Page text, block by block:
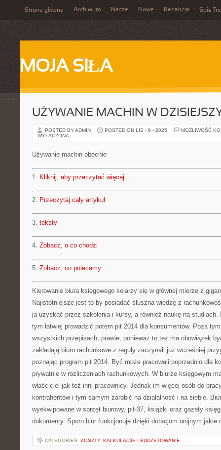
Strona główna Archiwum Nasze Nowe Redakcja Spis
MOJA SIŁA
UŻYWANIE MACHIN W
POSTED BY ADMIN POSTED ON LIS - 9 - 2025
MOŻLIWOŚĆ
WYŁĄCZONA
Używanie machin obecnie
1. Kliknij, aby przeczytać więcej
2. Przeczytaj cały artykuł
3. teksty
4. Zobacz, o co chodzi
5. Zobacz, co polecamy
Kierowanie biura księgowego kojarzy się w głównej mierze z
Najistotniejsze jest to by posiadać słuszna wiedzę z
ja uzyskać przez szkolenia i kursy, a również naukę na
tym łatwiej prowadzić potem pit 2014 dla konsumentów. Poza
wszystkich przepisach, prawie, ponieważ to też ma obowiązek
zakładają biuro rachunkowe z reguły zaczynali już wcześniej
poznając program pit 2014. Być może pracowali poprzednio dla
prywatnie w rozliczeniach rachunkowych. W biurze księgowym
właściciel jak też inni pracownicy. Jednak im więcej osób do
kontrahentów i tym samym zarobić na działalność i na siebie.
wyekwipowane w sprzęt biurowy, pit-37, książki oraz gazety
dokumenty. Sporo biur funkcjonuje dzięki dotacjom unijnym jakie
CATEGORIES: KOSZTY, KALKULACJE I BUDŻETOWANIE